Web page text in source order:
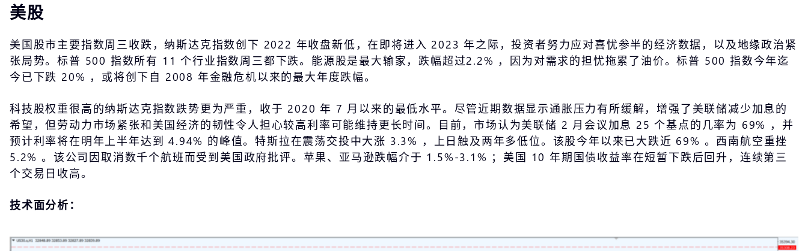
美股
美国股市主要指数周三收跌，纳斯达克指数创下 2022 年收盘新低，在即将进入 2023 年之际，投资者努力应对喜忧参半的经济数据，以及地缘政治紧
张局势。标普 500 指数所有 11 个行业指数周三都下跌。能源股是最大输家，跌幅超过2.2% ，因为对需求的担忧拖累了油价。标普 500 指数今年迄
今已下跌 20% ，或将创下自 2008 年金融危机以来的最大年度跌幅。
科技股权重很高的纳斯达克指数跌势更为严重，收于 2020 年 7 月以来的最低水平。尽管近期数据显示通胀压力有所缓解，增强了美联储减少加息的
希望，但劳动力市场紧张和美国经济的韧性令人担心较高利率可能维持更长时间。目前，市场认为美联储 2 月会议加息 25 个基点的几率为 69% ，并
预计利率将在明年上半年达到 4.94% 的峰值。特斯拉在震荡交投中大涨 3.3% ，上日触及两年多低位。该股今年以来已大跌近 69% 。西南航空重挫
5.2% 。该公司因取消数千个航班而受到美国政府批评。苹果、亚马逊跌幅介于 1.5%-3.1% ；美国 10 年期国债收益率在短暂下跌后回升，连续第三
个交易日收高。
技术面分析：